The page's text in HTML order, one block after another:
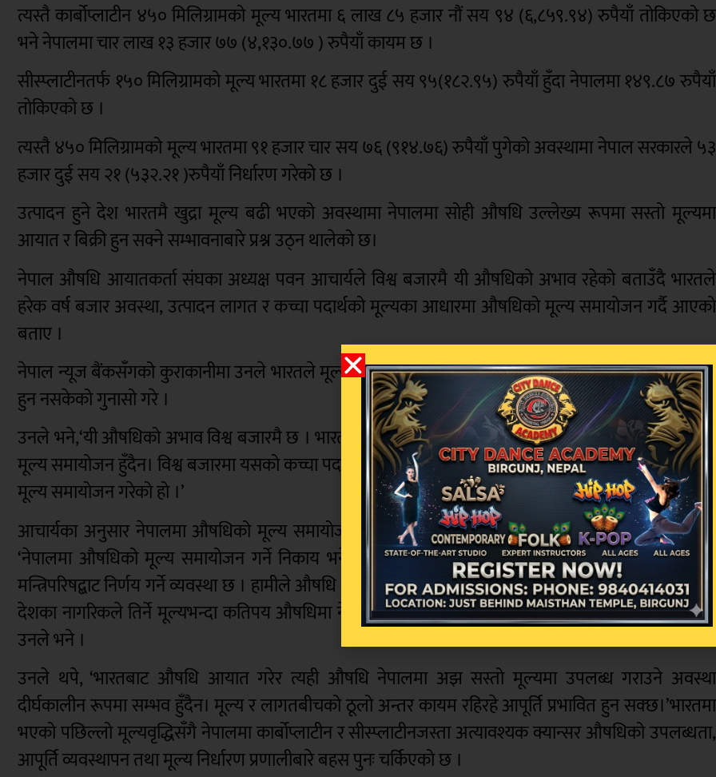
त्यस्तै कार्बोप्लाटीन ४५० मिलिग्रामको मूल्य भारतमा ६ लाख ८५ हजार नौं सय ९४ (६,८५९.९४) रुपैयाँ तोकिएको छ
भने नेपालमा चार लाख १३ हजार ७७ (४,१३०.७७ ) रुपैयाँ कायम छ ।
सीस्प्लाटीनतर्फ १५० मिलिग्रामको मूल्य भारतमा १८ हजार दुई सय ९५(१८२.९५) रुपैयाँ हुँदा नेपालमा १४९.८७ रुपैयाँ
तोकिएको छ ।
त्यस्तै ४५० मिलिग्रामको मूल्य भारतमा ९१ हजार चार सय ७६ (९१४.७६) रुपैयाँ पुगेको अवस्थामा नेपाल सरकारले ५३
हजार दुई सय २१ (५३२.२१ )रुपैयाँ निर्धारण गरेको छ ।
उत्पादन हुने देश भारतमै खुद्रा मूल्य बढी भएको अवस्थामा नेपालमा सोही औषधि उल्लेख्य रूपमा सस्तो मूल्यमा
आयात र बिक्री हुन सक्ने सम्भावनाबारे प्रश्न उठ्न थालेको छ।
नेपाल औषधि आयातकर्ता संघका अध्यक्ष पवन आचार्यले विश्व बजारमै यी औषधिको अभाव रहेको बताउँदै भारतले
हरेक वर्ष बजार अवस्था, उत्पादन लागत र कच्चा पदार्थको मूल्यका आधारमा औषधिको मूल्य समायोजन गर्दै आएको
बताए ।
नेपाल न्यूज बैंकसँगको कुराकानीमा उनले भारतले मूल्य समायोजन गरेपनि नेपालमा भने ११ वर्षंसम्म मूल्य समायोजन
हुन नसकेको गुनासो गरे ।
उनले भने,‘यी औषधिको अभाव विश्व बजारमै छ । भारतमा हरेक वर्ष मूल्य समायोजन हुन्छ । नेपालमा ११ वर्षसम्म पनि
मूल्य समायोजन हुँदैन। विश्व बजारमा यसको कच्चा पदार्थको मूल्य अत्यधिक बढेपछि भारतले आफ्नो देशमा औषधिको
मूल्य समायोजन गरेको हो ।’
आचार्यका अनुसार नेपालमा औषधिको मूल्य समायोजन गर्ने कानुनी व्यवस्था भए पनि प्रक्रिया जटिल र ढिलो छ ।
‘नेपालमा औषधिको मूल्य समायोजन गर्ने निकाय भनेको औषधि व्यवस्था विभागको सिफारिसमा नेपाल सरकारले
मन्त्रिपरिषद्बाट निर्णय गर्ने व्यवस्था छ । हामीले औषधि ल्याउने मुख्य स्रोत भारत हो जुन देशबाट औषधि ल्याइन्छ, त्यही
देशका नागरिकले तिर्ने मूल्यभन्दा कतिपय औषधिमा नेपालमा झण्डै ५० प्रतिशतसम्म कम मूल्य कायम गरिएको छ,’
उनले भने ।
उनले थपे, ‘भारतबाट औषधि आयात गरेर त्यही औषधि नेपालमा अझ सस्तो मूल्यमा उपलब्ध गराउने अवस्था
दीर्घकालीन रूपमा सम्भव हुँदैन। मूल्य र लागतबीचको ठूलो अन्तर कायम रहिरहे आपूर्ति प्रभावित हुन सक्छ।’भारतमा
भएको पछिल्लो मूल्यवृद्धिसँगै नेपालमा कार्बोप्लाटीन र सीस्प्लाटीनजस्ता अत्यावश्यक क्यान्सर औषधिको उपलब्धता,
आपूर्ति व्यवस्थापन तथा मूल्य निर्धारण प्रणालीबारे बहस पुनः चर्किएको छ ।